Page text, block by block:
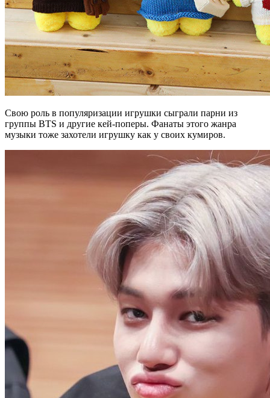
Свою роль в популяризации игрушки сыграли парни из
группы BTS и другие кей-поперы. Фанаты этого жанра
музыки тоже захотели игрушку как у своих кумиров.